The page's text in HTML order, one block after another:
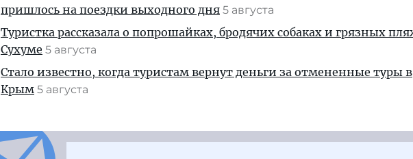
пришлось на поездки выходного дня 5 августа
Туристка рассказала о попрошайках, бродячих собаках и грязных
Сухуме 5 августа
Стало известно, когда туристам вернут деньги за отмененные туры в
Крым 5 августа